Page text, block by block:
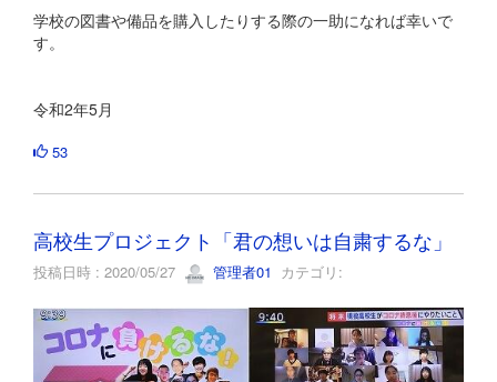
学校の図書や備品を購入したりする際の一助になれば幸いで
す。
令和2年5月
53
高校生プロジェクト「君の想いは自粛するな」
投稿日時 : 2020/05/27 管理者01 カテゴリ: